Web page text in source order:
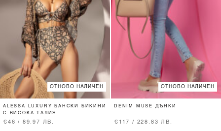
ОТНОВО НАЛИЧЕН
ALESSA LUXURY БАНСКИ БИКИНИ
С ВИСОКА ТАЛИЯ
€46 / 89.97 ЛВ.
ОТНОВО НАЛИЧЕН
DENIM MUSE ДЪНКИ
€117 / 228.83 ЛВ.